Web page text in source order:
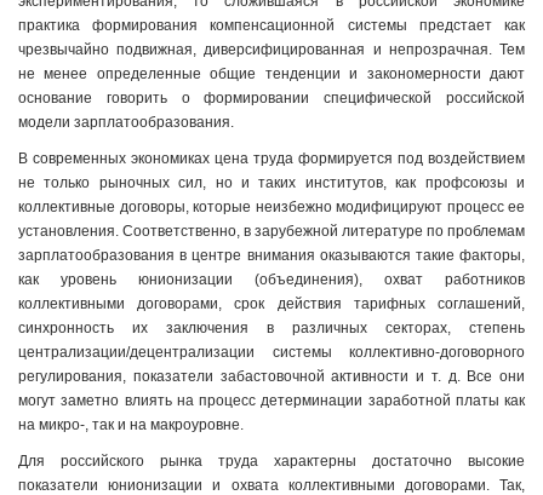
практика формирования компенсационной системы предстает как
чрезвычайно подвижная, диверсифицированная и непрозрачная. Тем
не менее определенные общие тенденции и закономерности дают
основание говорить о формировании специфической российской
модели зарплатообразования.
В современных экономиках цена труда формируется под воздействием
не только рыночных сил, но и таких институтов, как профсоюзы и
коллективные договоры, которые неизбежно модифицируют процесс ее
установления. Соответственно, в зарубежной литературе по проблемам
зарплатообразования в центре внимания оказываются такие факторы,
как уровень юнионизации (объединения), охват работников
коллективными договорами, срок действия тарифных соглашений,
синхронность их заключения в различных секторах, степень
централизации/децентрализации системы коллективно-договорного
регулирования, показатели забастовочной активности и т. д. Все они
могут заметно влиять на процесс детерминации заработной платы как
на микро-, так и на макроуровне.
Для российского рынка труда характерны достаточно высокие
показатели юнионизации и охвата коллективными договорами. Так,